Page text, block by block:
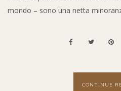
mondo – sono una netta
CONTINUE